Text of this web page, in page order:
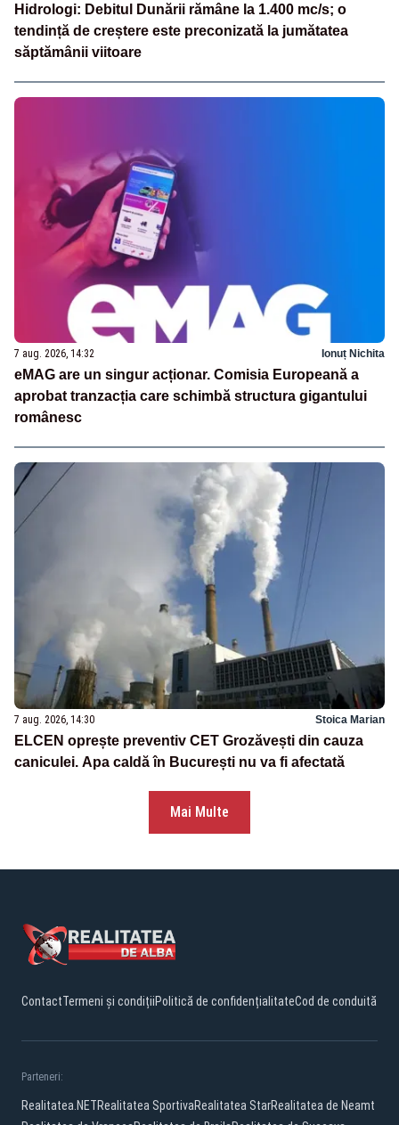
Hidrologi: Debitul Dunării rămâne la 1.400 mc/s; o
tendință de creștere este preconizată la jumătatea
săptămânii viitoare
7 aug. 2026, 14:32 Ionuț Nichita
eMAG are un singur acționar. Comisia Europeană a
aprobat tranzacția care schimbă structura gigantului
românesc
7 aug. 2026, 14:30 Stoica Marian
ELCEN oprește preventiv CET Grozăvești din cauza
caniculei. Apa caldă în București nu va fi afectată
Mai Multe
ContactTermeni și condițiiPolitică de confidențialitateCod de conduită
Parteneri:
Realitatea.NETRealitatea SportivaRealitatea StarRealitatea de Neamt